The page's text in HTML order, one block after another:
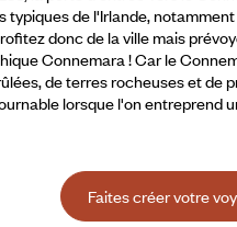
de l'Irlande,
donc de la ville mais
Connemara ! Car le
de terres rocheuses et de
lorsque l'on entreprend
Faites créer votre